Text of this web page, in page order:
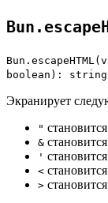
boolean): string
Экранирует
" становится
& становится
' становится
< становится
> становится